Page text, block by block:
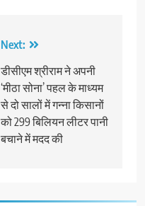
Next:
डीसीएम श्रीराम ने अपनी
‘मीठा सोना’ पहल के माध्यम
से दो सालों में गन्ना किसानों
को 299 बिलियन लीटर पानी
बचाने में मदद की